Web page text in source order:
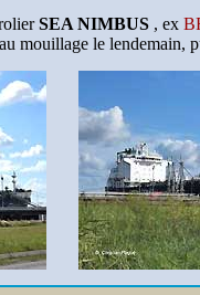
SEA NIMBUS , ex
mouillage le lendemain,